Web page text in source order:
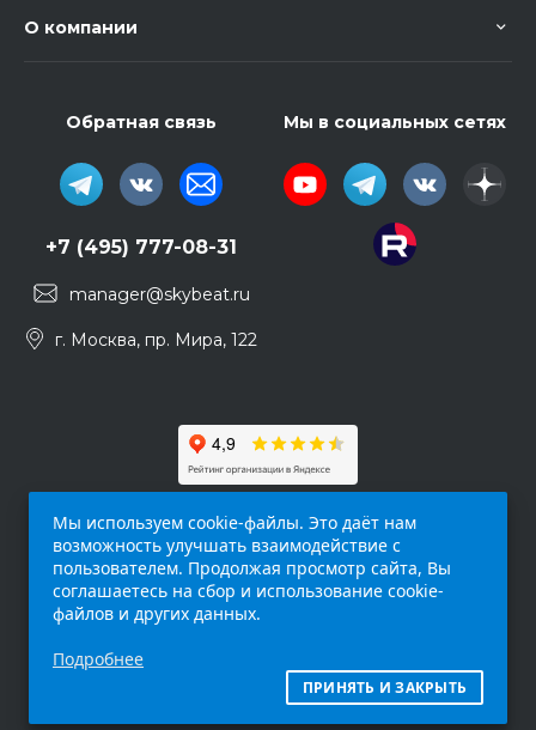
О компании
Обратная связь
+7 (495) 777-08-31
manager@skybeat.ru
г. Москва, пр. Мира, 122
Мы в социальных сетях
интернет-сайт (
исключительно информационный характер и
ни при каких условиях не является публичной
Мы используем cookie-файлы. Это даёт нам
возможность улучшать взаимодействие с
пользователем. Продолжая просмотр сайта, Вы
соглашаетесь на сбор и использование cookie-
файлов и других данных.
Подробнее
ПРИНЯТЬ И ЗАКРЫТЬ